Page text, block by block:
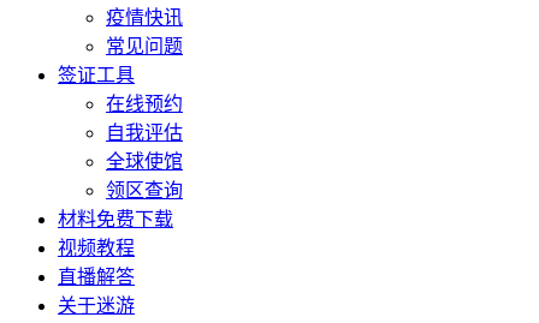
疫情快讯
常见问题
签证工具
在线预约
自我评估
全球使馆
领区查询
材料免费下载
视频教程
直播解答
关于迷游